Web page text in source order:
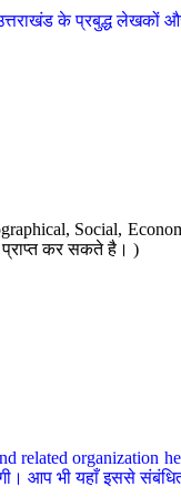
के प्रबुद्ध लेखकों
Social,
प्राप्त कर सकते है। )
organization
आप भी यहाँ इससे